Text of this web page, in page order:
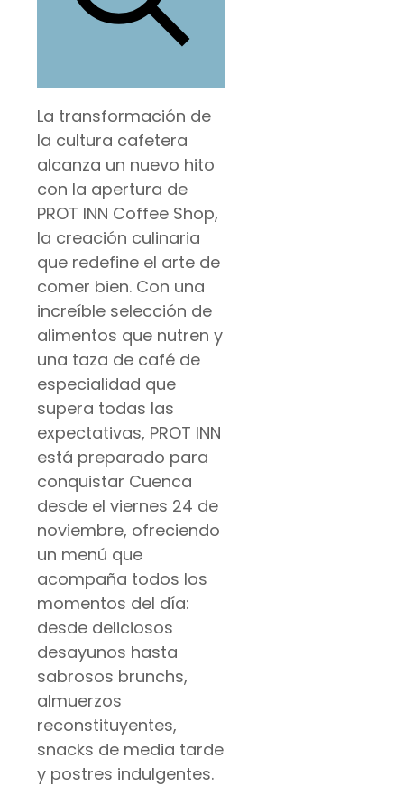
La transformación de
la cultura cafetera
alcanza un nuevo hito
con la apertura de
PROT INN Coffee Shop,
la creación culinaria
que redefine el arte de
comer bien. Con una
increíble selección de
alimentos que nutren y
una taza de café de
especialidad que
supera todas las
expectativas, PROT INN
está preparado para
conquistar Cuenca
desde el viernes 24 de
noviembre, ofreciendo
un menú que
acompaña todos los
momentos del día:
desde deliciosos
desayunos hasta
sabrosos brunchs,
almuerzos
reconstituyentes,
snacks de media tarde
y postres indulgentes.